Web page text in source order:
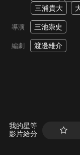
三浦貴大
導演 三池崇史
編劇 渡邊雄介
我的星等
影片給分